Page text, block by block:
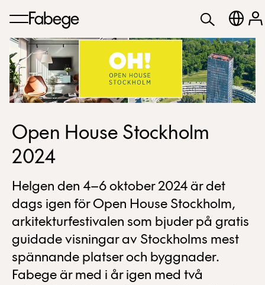
Open House Stockholm
2024
Helgen den 4–6 oktober 2024 är det
dags igen för Open House Stockholm,
arkitekturfestivalen som bjuder på gratis
guidade visningar av Stockholms mest
spännande platser och byggnader.
Fabege är med i år igen med två